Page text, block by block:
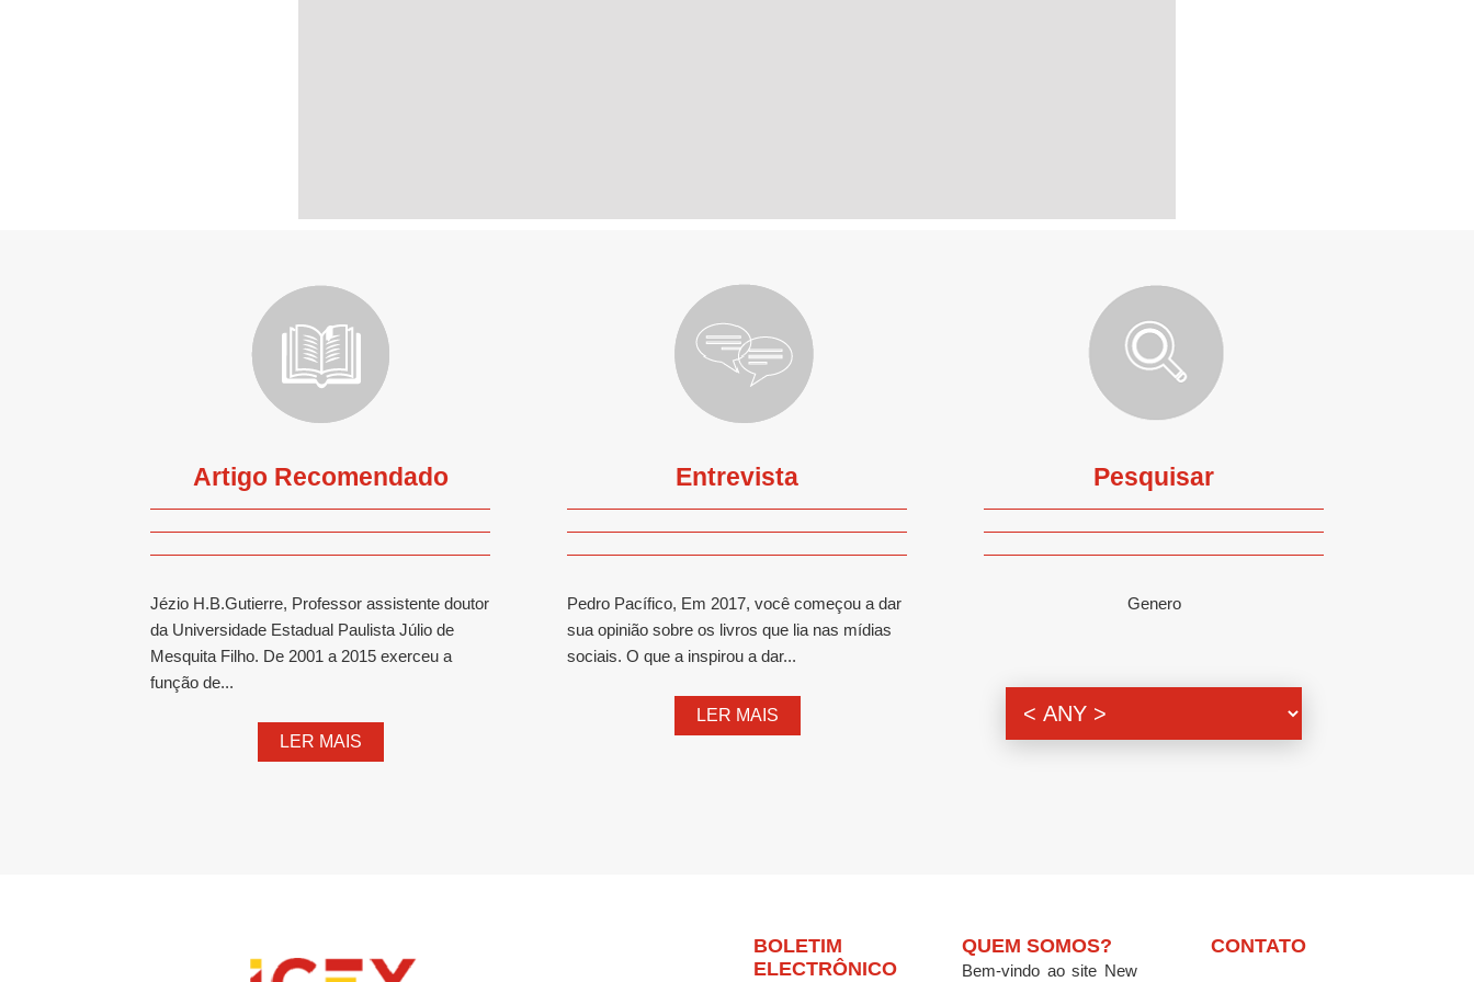
Artigo Recomendado
Jézio H.B.Gutierre, Professor assistente doutor
da Universidade Estadual Paulista Júlio de
Mesquita Filho. De 2001 a 2015 exerceu a
função de...
LER MAIS
Entrevista
Pedro Pacífico, Em 2017, você começou a dar
sua opinião sobre os livros que lia nas mídias
sociais. O que a inspirou a dar...
LER MAIS
Pesquisar
Genero
BOLETIM
ELECTRÔNICO
QUEM SOMOS?
Bem-vindo ao site New
CONTATO